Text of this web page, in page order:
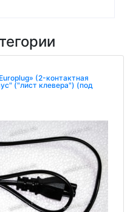
(2-контактная
("лист клевера") (под